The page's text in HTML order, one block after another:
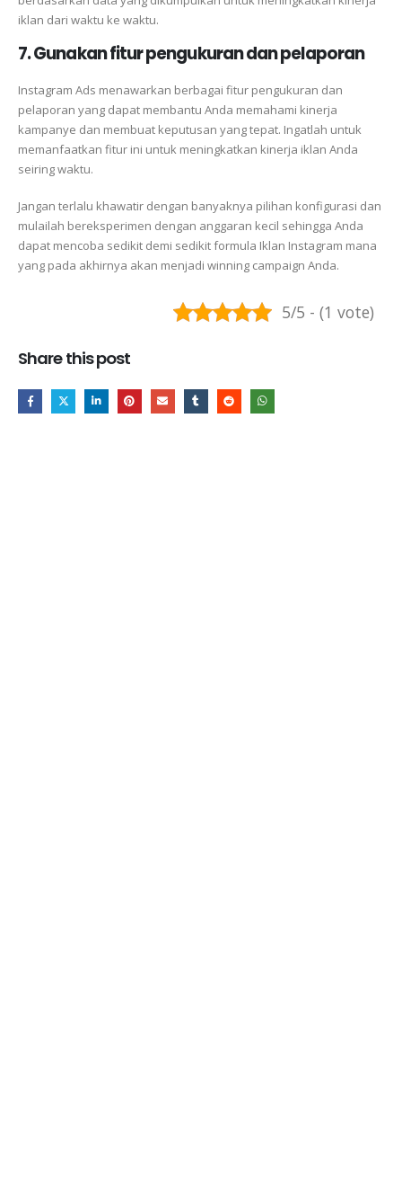
iklan dari waktu ke waktu.
7. Gunakan fitur pengukuran dan pelaporan
Instagram Ads menawarkan berbagai fitur pengukuran dan
pelaporan yang dapat membantu Anda memahami kinerja
kampanye dan membuat keputusan yang tepat. Ingatlah untuk
memanfaatkan fitur ini untuk meningkatkan kinerja iklan Anda
seiring waktu.
Jangan terlalu khawatir dengan banyaknya pilihan konfigurasi dan
mulailah bereksperimen dengan anggaran kecil sehingga Anda
dapat mencoba sedikit demi sedikit formula Iklan Instagram mana
yang pada akhirnya akan menjadi winning campaign Anda.
5/5 - (1 vote)
Share this post